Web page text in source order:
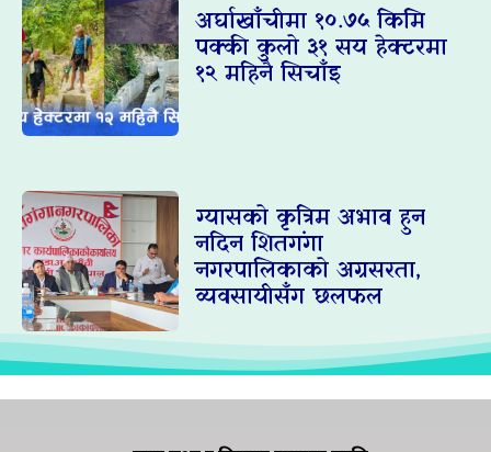
अर्घाखाँचीमा १०.७५ किमि
पक्की कुलो ३१ सय हेक्टरमा
१२ महिनै सिचाँइ
ग्यासको कृत्रिम अभाव हुन
नदिन शितगंगा
नगरपालिकाको अग्रसरता,
व्यवसायीसँग छलफल